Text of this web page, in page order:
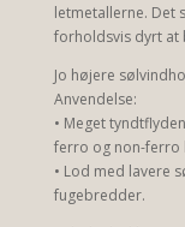
letmetallerne. Det
forholdsvis dyrt at
Jo højere
Anvendelse:
• Meget
ferro og non-ferro
• Lod med lavere
fugebredder.